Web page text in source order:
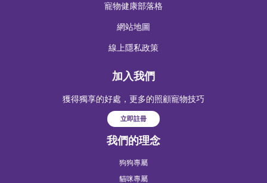
寵物健康部落格
網站地圖
線上隱私政策
加入我們
獲得獨享的好處，更多的照顧寵物技巧
立即註冊
我們的理念
狗狗專屬
貓咪專屬